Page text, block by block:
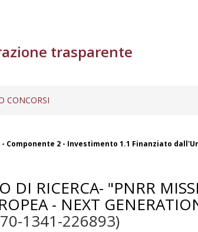
trasparente
CONCORSI
- Componente 2 - Investimento 1.1 Finanziato
DI RICERCA- "PNRR
- NEXT
1341-226893)